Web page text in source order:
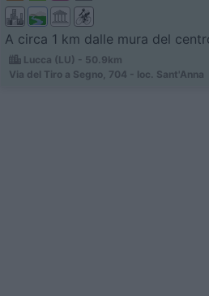
A circa 1 km dalle mura del
Lucca (LU) - 50.9km
Via del Tiro a Segno, 704 - loc. Sant'Anna